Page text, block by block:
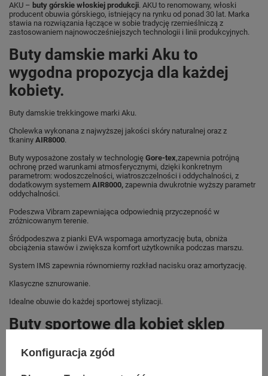
AKU – buty górskie włoskiej produkcji. AKU to renomowany, włoski
producent obuwia górskiego, istniejący na rynku od ponad 30 lat. Marka
stawia na rozwiązania łączące w sobie tradycję rzemieślniczą z
zastosowaniem najnowocześniejszych technologii i linii produkcyjnych.
Buty damskie marki Aku to
wygodna propozycja dla każdej
kobiety.
Buty damskie trekkingowe marki Aku.
Cholewka wykonana z najwyższej jakości skóry naturalnej oraz z
tkaniny AIR8000.
Buty wyposażone zostały w technologię Gore-tex,zapewnia potrójną
ochronę przed warunkami atmosferycznymi, dzięki konkretnym
parametrom: wodoszczelności, wiatroszczelności i oddychalności, z
dodatkowym systemem AIR8000, zapewnia dwukrotnie wyższy parametr
oddychalności.
Podeszwa Vibram zapewniająca odpowiednią przyczepność w
zróżnicowanym terenie.
Śródpodeszwa z pianki EVA wspomaga amortyzację buta, obniża
obciążenia stawów i zwiększa komfort użytkownika podczas marszu.
System IMS zapewnia równomierny rozkład nacisku oraz amortyzację.
Klasyczne sznurowanie.
Idealne obuwie do każdej sportowej stylizacji.
Buty sportowe dla kobiet sklep
Konfiguracja zgód